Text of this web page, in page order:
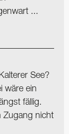
...
See?
wäre ein
fällig.
Zugang nicht